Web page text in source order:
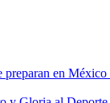
preparan en